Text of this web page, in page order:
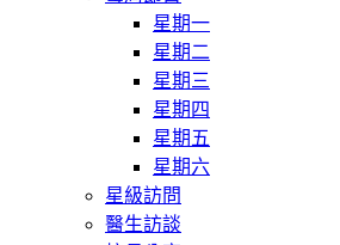
星期一
星期二
星期三
星期四
星期五
星期六
星級訪問
醫生訪談